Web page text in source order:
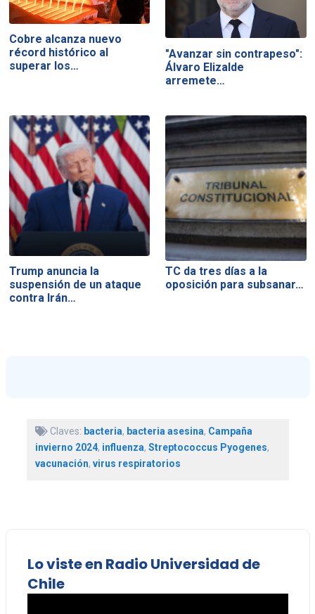
Cobre alcanza nuevo
récord histórico al
superar los…
"Avanzar sin contrapeso":
Álvaro Elizalde
arremete…
Trump anuncia la
suspensión de un ataque
contra Irán…
TC da tres días a la
oposición para subsanar…
Claves: bacteria, bacteria asesina, Campaña
invierno 2024, influenza, Streptococcus Pyogenes,
vacunación, virus respiratorios
Lo viste en Radio Universidad de
Chile